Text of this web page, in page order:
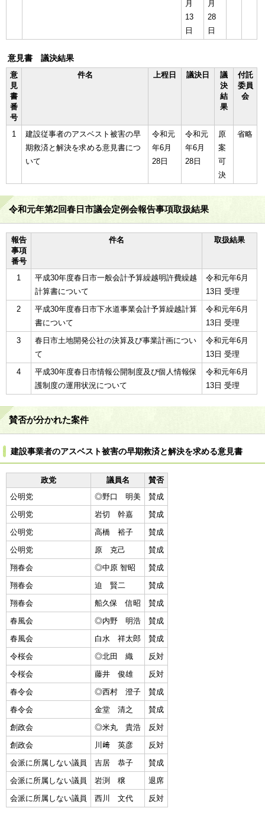
月
13
日
月
28
日
意見書 議決結果
意
見
書
番
号
件名 上程日 議決日
議
決
結
果
付託
委員
会
1
建設従事者のアスベスト被害の早
期救済と解決を求める意見書につ
いて
令和元
年6月
28日
令和元
年6月
28日
原
案
可
決
省略
令和元年第2回春日市議会定例会報告事項取扱結果
報告
事項
番号
件名 取扱結果
1
平成30年度春日市一般会計予算繰越明許費繰越
計算書について
令和元年6月
13日 受理
2
平成30年度春日市下水道事業会計予算繰越計算
書について
令和元年6月
13日 受理
3
春日市土地開発公社の決算及び事業計画につい
て
令和元年6月
13日 受理
4
平成30年度春日市情報公開制度及び個人情報保
護制度の運用状況について
令和元年6月
13日 受理
賛否が分かれた案件
建設事業者のアスベスト被害の早期救済と解決を求める意見書
政党 議員名
賛否
公明党
◎野口 明美
賛成
公明党
岩切 幹嘉
賛成
公明党
高橋 裕子
賛成
公明党
原 克己
賛成
翔春会
◎中原 智昭
賛成
翔春会
迫 賢二
賛成
翔春会
船久保 信昭
賛成
春風会
◎内野 明浩
賛成
春風会
白水 祥太郎
賛成
令桜会
◎北田 織
反対
令桜会
藤井 俊雄
反対
春令会
◎西村 澄子
賛成
春令会
金堂 清之
賛成
創政会
◎米丸 貴浩
反対
創政会
川﨑 英彦
反対
会派に所属しない議員
吉居 恭子
賛成
会派に所属しない議員
岩渕 穣
退席
会派に所属しない議員
西川 文代 反対